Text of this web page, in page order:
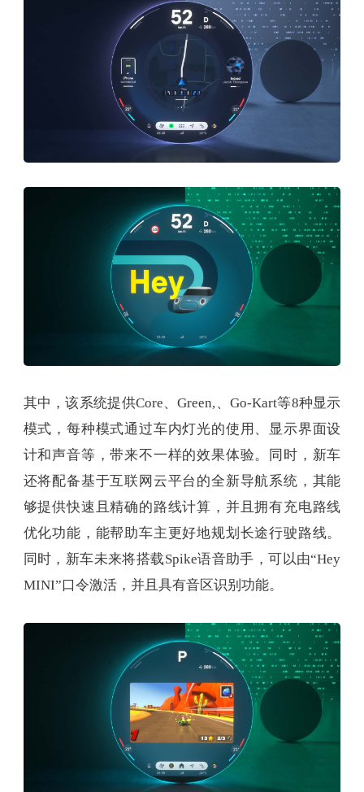
其中，该系统提供Core、Green,、Go-Kart等8种显示
模式，每种模式通过车内灯光的使用、显示界面设
计和声音等，带来不一样的效果体验。同时，新车
还将配备基于互联网云平台的全新导航系统，其能
够提供快速且精确的路线计算，并且拥有充电路线
优化功能，能帮助车主更好地规划长途行驶路线。
同时，新车未来将搭载Spike语音助手，可以由“Hey
MINI”口令激活，并且具有音区识别功能。